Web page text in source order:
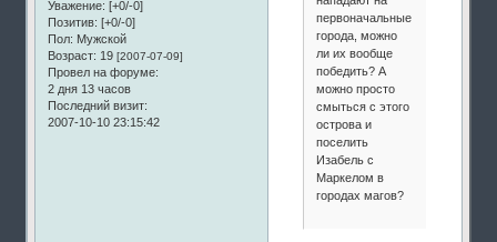
Уважение: [+0/-0]
Позитив: [+0/-0]
Пол: Мужской
Возраст: 19[2007-07-09]
Провел на форуме:
2 дня 13 часов
Последний визит:
2007-10-10 23:15:42
первоначальные
города, можно
ли их вообще
победить? А
можно просто
смыться с этого
острова и
поселить
Изабель с
Маркелом в
городах магов?